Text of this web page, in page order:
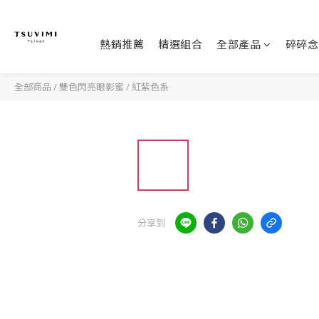
熱銷推薦 精選組合 全部產品 碎碎念
全部商品 /雙色閃亮眼影蜜 / 紅紫色系
分享到